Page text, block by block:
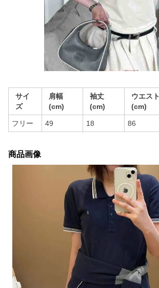
サイ
ズ
肩幅
(cm)
袖丈
(cm)
ウエスト
(cm)
フリー 49 18 86
商品画像